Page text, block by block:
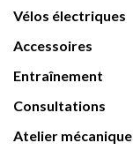
Vélos électriques
Accessoires
Entraînement
Consultations
Atelier mécanique